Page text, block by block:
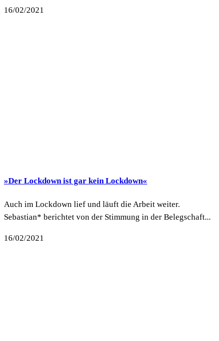
16/02/2021
»Der Lockdown ist gar kein Lockdown«
Auch im Lockdown lief und läuft die Arbeit weiter.
Sebastian* berichtet von der Stimmung in der Belegschaft...
16/02/2021